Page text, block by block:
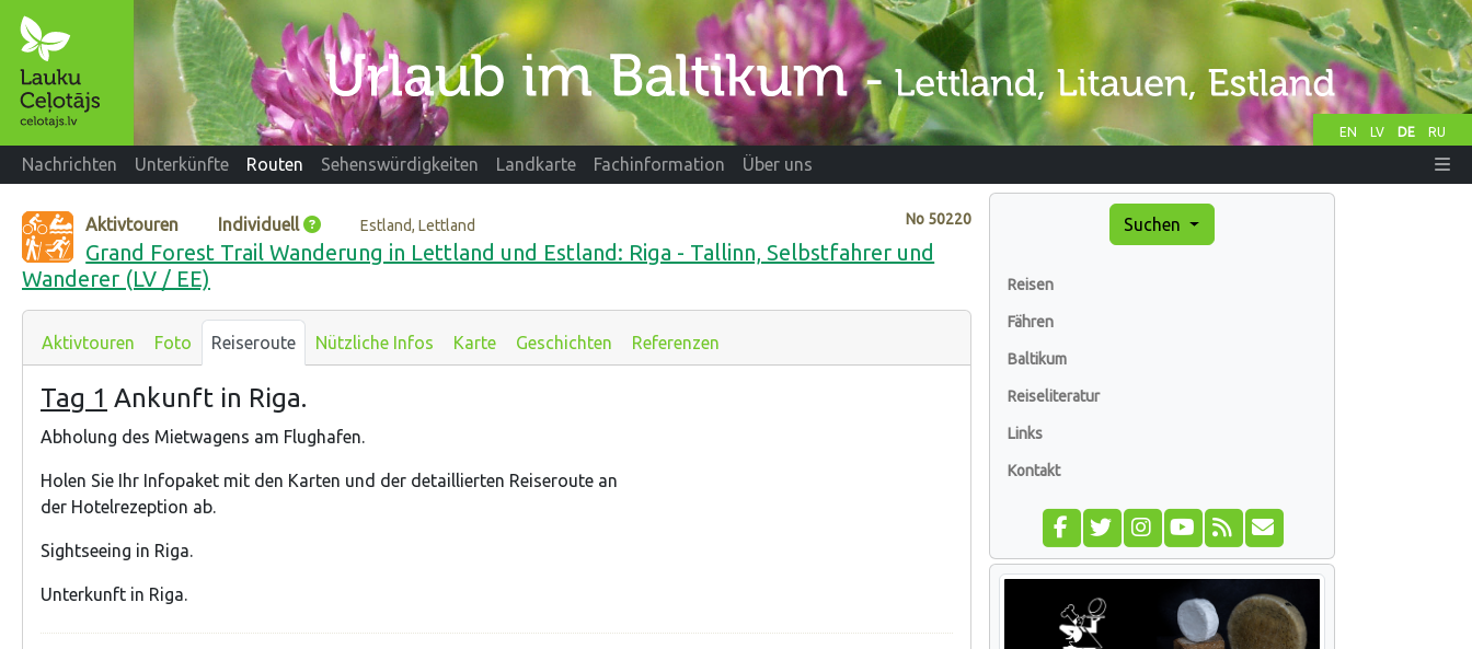
EN LV DE RU
Nachrichten Unterkünfte Routen Sehenswürdigkeiten Landkarte Fachinformation Über uns
No 50220
Aktivtouren Individuell Estland, Lettland
Grand Forest Trail Wanderung in Lettland und Estland: Riga - Tallinn, Selbstfahrer und
Wanderer (LV / EE)
Aktivtouren Foto Reiseroute Nützliche Infos Karte Geschichten Referenzen
Tag 1 Ankunft in Riga.
Abholung des Mietwagens am Flughafen.
Holen Sie Ihr Infopaket mit den Karten und der detaillierten Reiseroute an
der Hotelrezeption ab.
Sightseeing in Riga.
Unterkunft in Riga.
Suchen
Reisen
Fähren
Baltikum
Reiseliteratur
Links
Kontakt